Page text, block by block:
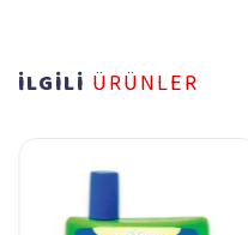
İLGİLİ ÜRÜNLER